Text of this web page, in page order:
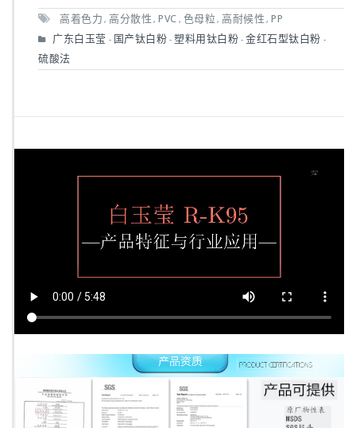
高着色力 , 高分散性 , PVC , 色母粒 , 高耐候性 , PP
广东白玉莹 - 国产钛白粉 - 塑料用钛白粉 - 金红石型钛白粉 -
硫酸法